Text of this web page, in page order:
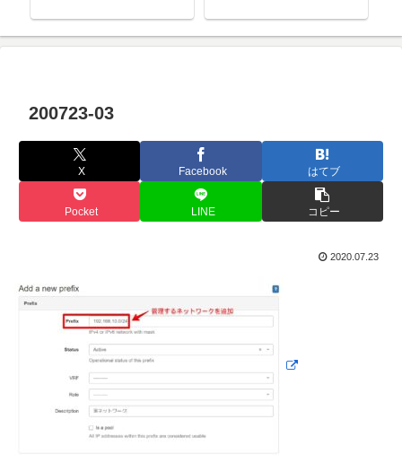
200723-03
X Facebook はてブ
Pocket LINE コピー
2020.07.23